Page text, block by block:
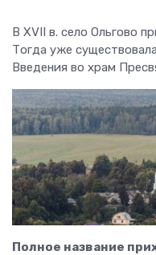
В XVII в. село Ольгово
Тогда уже
Введения во храм
Полное название